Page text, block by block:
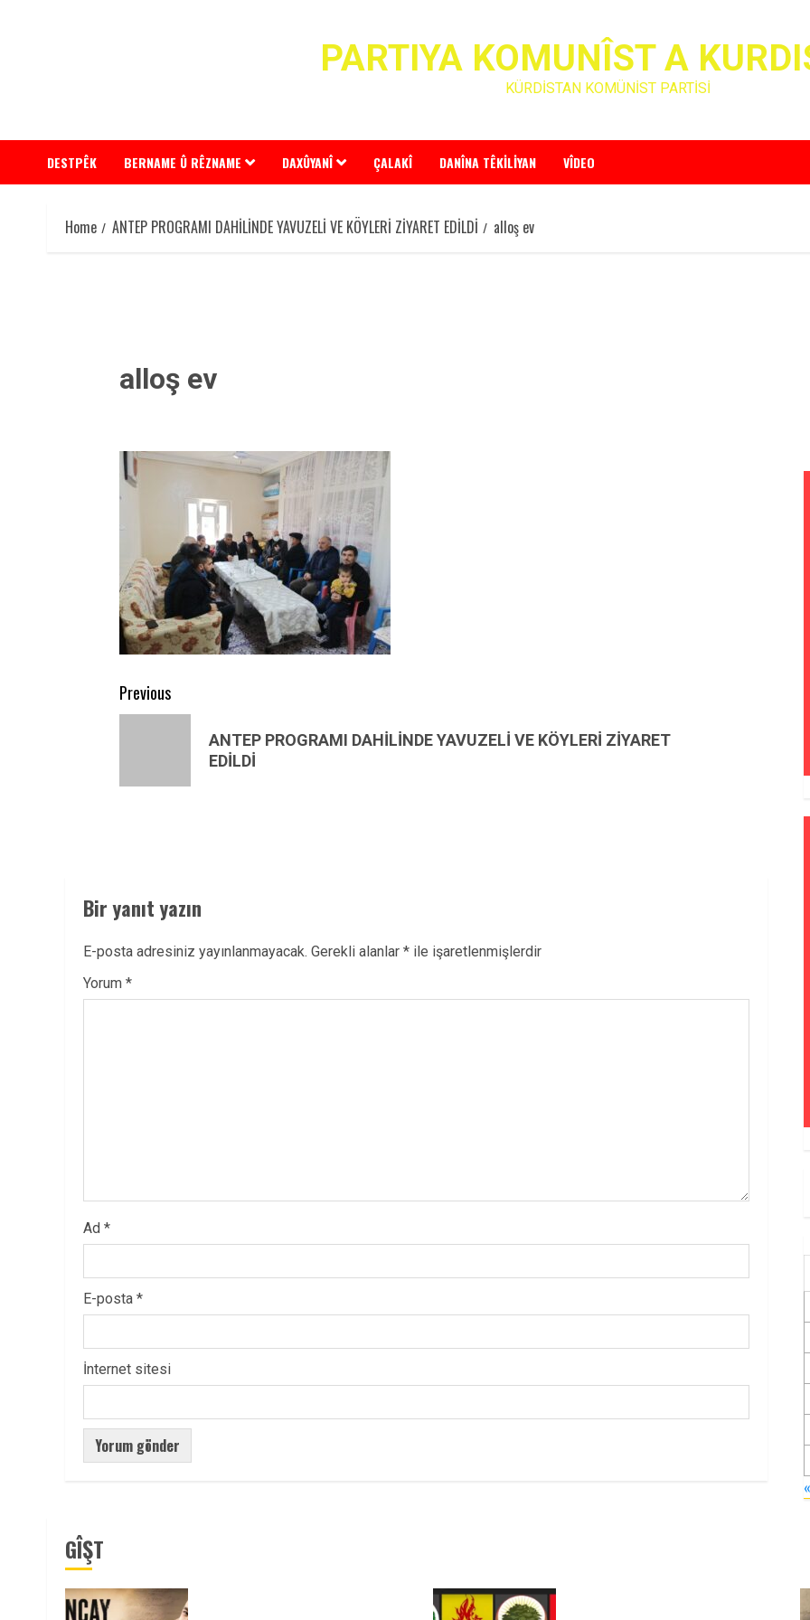
PARTIYA KOMUNÎST A
KÜRDİSTAN KOMÜNİST PARTİSİ
DESTPÊK BERNAME Û RÊZNAME DAXÛYANÎ ÇALAKÎ DANÎNA TÊKILIYAN VÎDEO
Home ANTEP PROGRAMI DAHİLİNDE YAVUZELİ VE KÖYLERİ ZİYARET EDİLDİ alloş ev
alloş ev
Post
navigation
Previous
ANTEP PROGRAMI DAHİLİNDE YAVUZELİ VE KÖYLERİ ZİYARET
EDİLDİ
Bir yanıt yazın
E-posta adresiniz yayınlanmayacak. Gerekli alanlar * ile işaretlenmişlerdir
Yorum *
Ad *
E-posta *
İnternet sitesi
GÎŞT